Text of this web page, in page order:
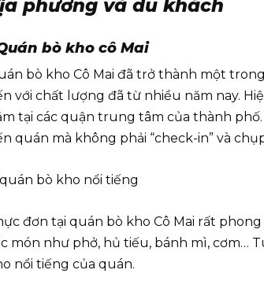
phương và du khách
bò kho cô Mai
bò kho Cô Mai đã trở thành một
với chất lượng đã từ nhiều năm nay.
tại các quận trung tâm của thành
quán mà không phải “check-in” và
đơn tại quán bò kho Cô Mai rất
món như phở, hủ tiếu, bánh mì, cơm…
nổi tiếng của quán.